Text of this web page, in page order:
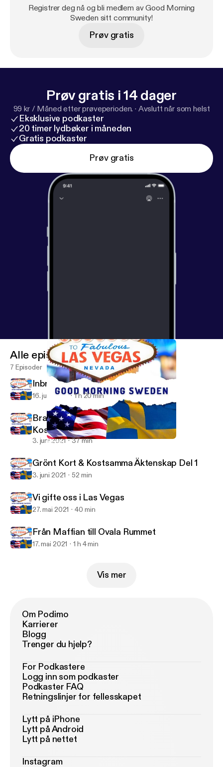
rivacy] for privacy and opt-out information.
Registrer deg nå og bli medlem av Good Morning
Sweden sitt community!
Prøv gratis
Prøv gratis i 14 dager
99 kr / Måned etter prøveperioden. · Avslutt når som helst
Eksklusive podkaster
20 timer lydbøker i måneden
Gratis podkaster
Prøv gratis
Inbrott, Orkaner & Bigami
Alle episoder
7 Episoder
Inbrott, Orkaner & Bigami
16. juni 2021 1 h 20 min
Branden i Kalifornien - Grönt Kort &
Kostsamma Äktenskap Del 2
3. juni 2021 37 min
Grönt Kort & Kostsamma Äktenskap Del 1
3. juni 2021 52 min
Vi gifte oss i Las Vegas
27. mai 2021 40 min
Från Maffian till Ovala Rummet
17. mai 2021 1 h 4 min
Vis mer
Om Podimo
Karrierer
Blogg
Trenger du hjelp?
For Podkastere
Logg inn som podkaster
Podkaster FAQ
Retningslinjer for fellesskapet
Lytt på iPhone
Lytt på Android
Lytt på nettet
Instagram